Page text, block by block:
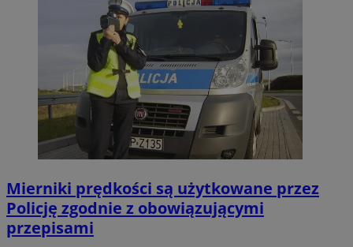
Mierniki prędkości są użytkowane przez
Policję zgodnie z obowiązującymi
przepisami